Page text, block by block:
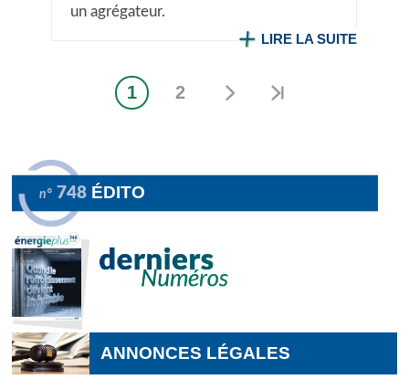
un agrégateur.
LIRE LA SUITE
Page
1 Page
2
n° 748 ÉDITO
ANNONCES LÉGALES